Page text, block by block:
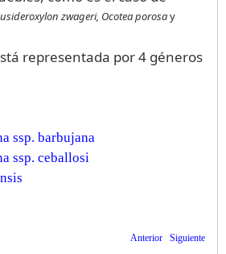
zwageri, Ocotea porosay
representada por 4 géneros
ssp. barbujana
ssp. ceballosi
Anterior Siguiente